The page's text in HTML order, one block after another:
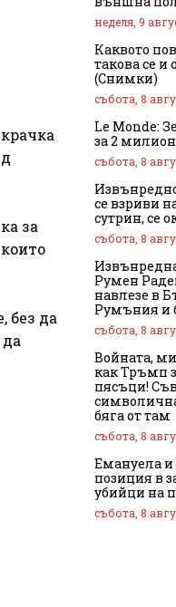
за
без да
неделя, 9
Каквото
такова се
(Снимки)
събота, 8
Le Monde:
за 2
събота, 8
се взриви
сутрин, се
събота, 8
Румен
навлезе в
Румъния и
събота, 8
Войната,
как Тръмп
пясъци!
бяга от там
събота, 8
Емануела и
позиция в
убийци на
събота, 8